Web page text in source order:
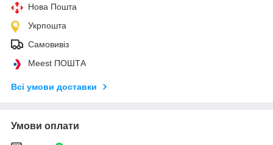
Нова Пошта
Укрпошта
Самовивіз
Meest ПОШТА
Всі умови доставки
Умови оплати